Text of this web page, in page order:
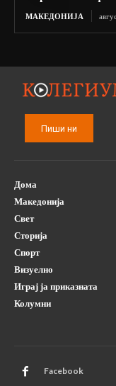
МАКЕДОНИЈА
Пиши ни
Дома
Македонија
Свет
Сторија
Спорт
Визуелно
Играј ја приказната
Колумни
Facebook